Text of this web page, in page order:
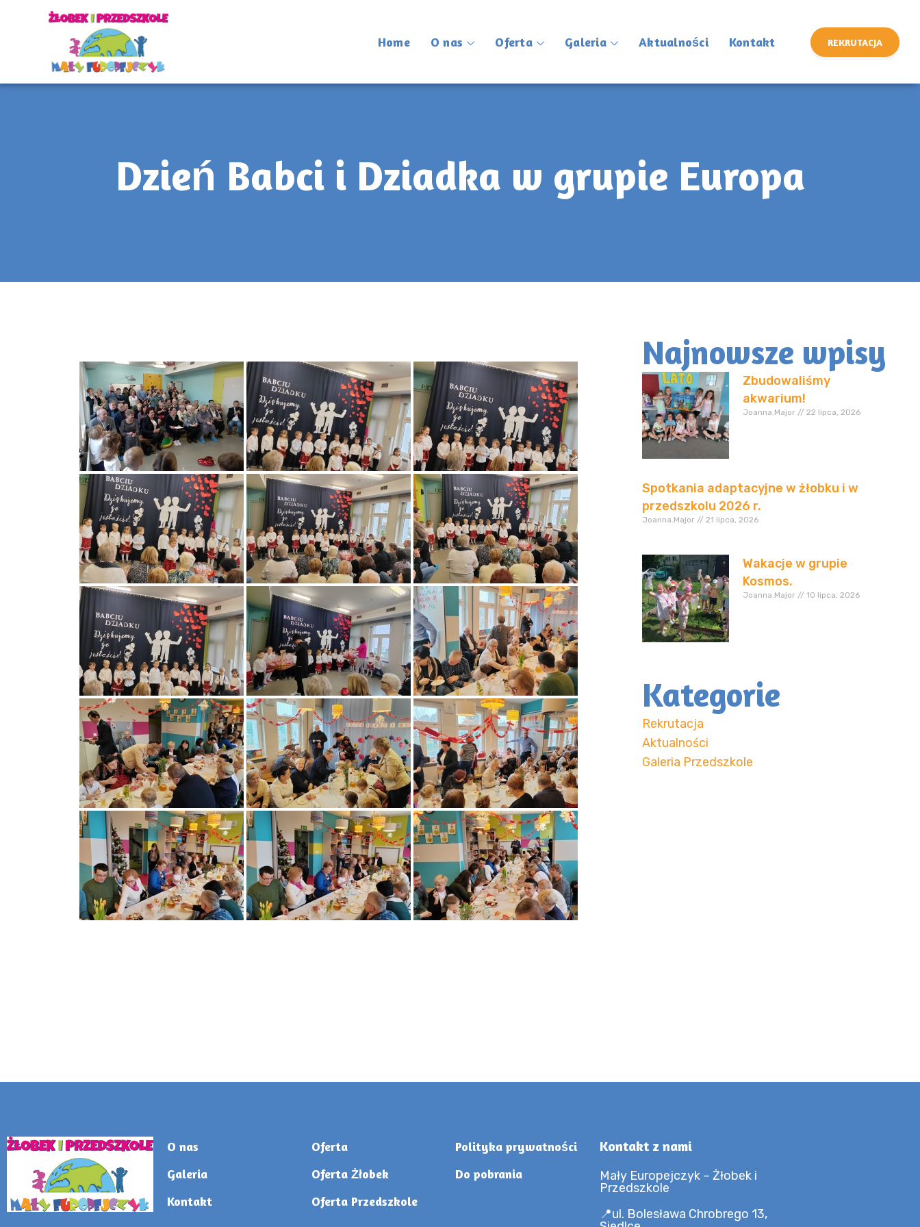
Home O nas Oferta Galeria Aktualności Kontakt REKRUTACJA
Dzień Babci i Dziadka w grupie Europa
Najnowsze wpisy
Zbudowaliśmy
akwarium!
Joanna.Major 22 lipca, 2026
Spotkania adaptacyjne w żłobku i w
przedszkolu 2026 r.
Joanna.Major 21 lipca, 2026
Wakacje w grupie
Kosmos.
Joanna.Major 10 lipca, 2026
Kategorie
Rekrutacja
Aktualności
Galeria Przedszkole
O nas
Galeria
Kontakt
Oferta
Oferta Żłobek
Oferta Przedszkole
Polityka prywatności
Do pobrania
Kontakt z nami
Mały Europejczyk – Żłobek i
Przedszkole
📍ul. Bolesława Chrobrego 13,